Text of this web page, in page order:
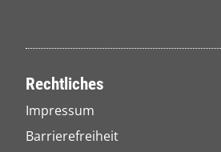
Rechtliches
Impressum
Barrierefreiheit